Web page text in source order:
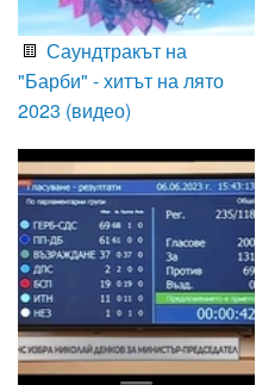
Саундтракът на
"Барби" - хитът на лято
2023 (видео)